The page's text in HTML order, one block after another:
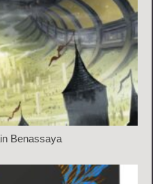
Benassaya